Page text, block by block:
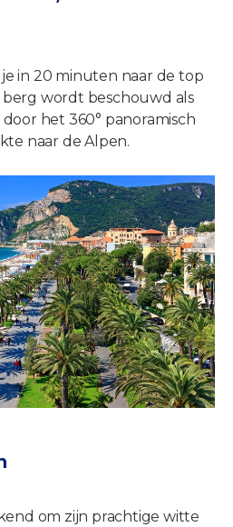
in 20 minuten naar de top
wordt beschouwd als
het 360° panoramisch
naar de Alpen.
om zijn prachtige witte